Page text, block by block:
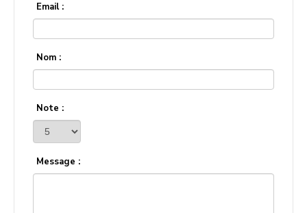
Email :
Nom :
Note :
Message :